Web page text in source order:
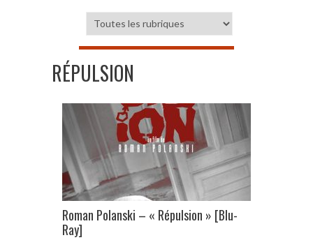
RÉPULSION
Roman Polanski – « Répulsion » [Blu-
Ray]